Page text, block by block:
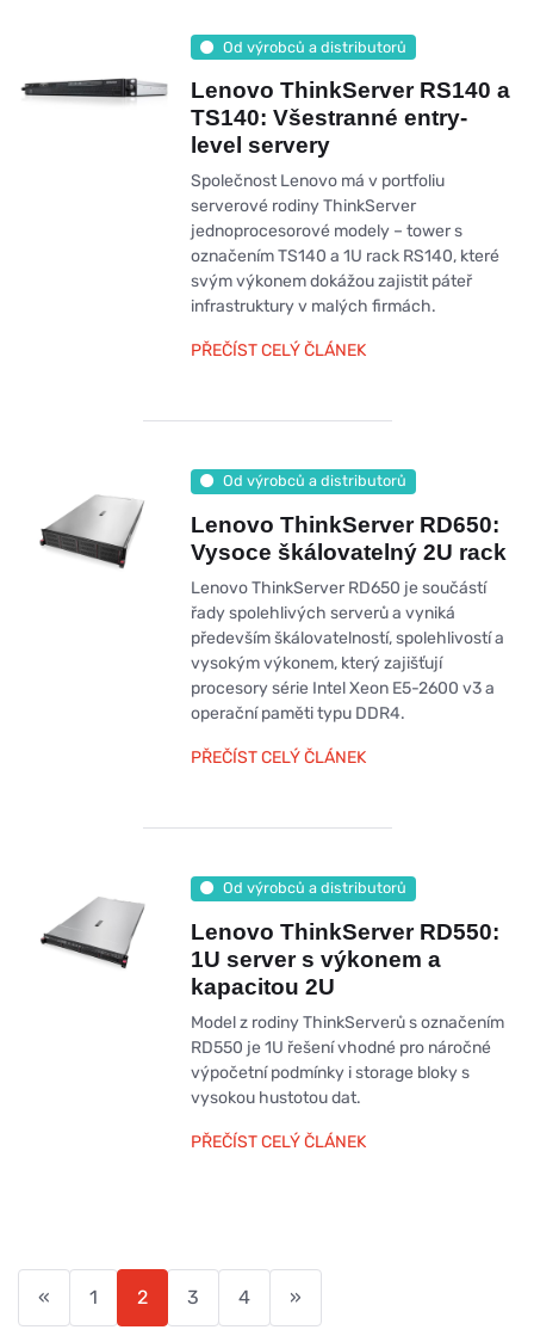
Od výrobců a distributorů
Lenovo ThinkServer RS140 a
TS140: Všestranné entry-
level servery
Společnost Lenovo má v portfoliu
serverové rodiny ThinkServer
jednoprocesorové modely – tower s
označením TS140 a 1U rack RS140, které
svým výkonem dokážou zajistit páteř
infrastruktury v malých firmách.
PŘEČÍST CELÝ ČLÁNEK
Od výrobců a distributorů
Lenovo ThinkServer RD650:
Vysoce škálovatelný 2U rack
Lenovo ThinkServer RD650 je součástí
řady spolehlivých serverů a vyniká
především škálovatelností, spolehlivostí a
vysokým výkonem, který zajišťují
procesory série Intel Xeon E5-2600 v3 a
operační paměti typu DDR4.
PŘEČÍST CELÝ ČLÁNEK
Od výrobců a distributorů
Lenovo ThinkServer RD550:
1U server s výkonem a
kapacitou 2U
Model z rodiny ThinkServerů s označením
RD550 je 1U řešení vhodné pro náročné
výpočetní podmínky i storage bloky s
vysokou hustotou dat.
PŘEČÍST CELÝ ČLÁNEK
« 1 2 3 4 »